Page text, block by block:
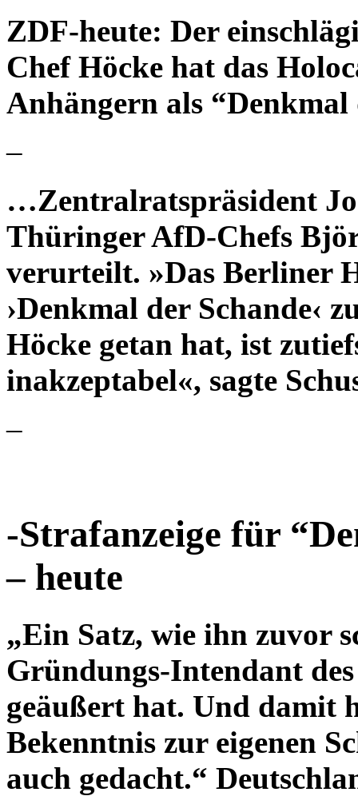
ZDF-heute: Der
Chef Höcke hat das
Anhängern als “Denkmal
–
…Zentralratspräsident
Thüringer AfD-Chefs
verurteilt. »Das Berliner
›Denkmal der Schande‹
Höcke getan hat, ist
inakzeptabel«, sagte
–
-Strafanzeige für
– heute
„Ein Satz, wie ihn zuvor
Gründungs-Intendant
geäußert hat. Und damit
Bekenntnis zur eigenen
auch gedacht.“